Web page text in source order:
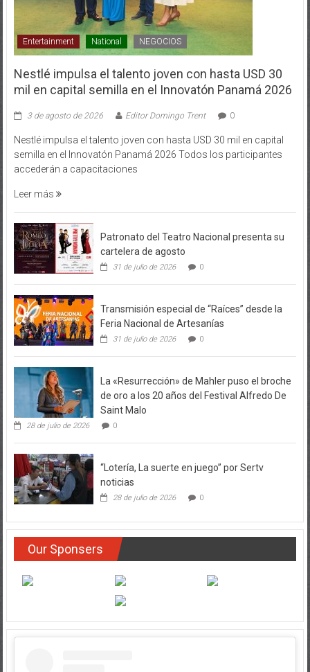
Entertainment National NEGOCIOS
Nestlé impulsa el talento joven con hasta USD 30
mil en capital semilla en el Innovatón Panamá 2026
3 de agosto de 2026 Editor Domingo Trent 0
Nestlé impulsa el talento joven con hasta USD 30 mil en capital
semilla en el Innovatón Panamá 2026 Todos los participantes
accederán a capacitaciones
Leer más
Patronato del Teatro Nacional presenta su
cartelera de agosto
31 de julio de 2026 0
Transmisión especial de “Raíces” desde la
Feria Nacional de Artesanías
31 de julio de 2026 0
La «Resurrección» de Mahler puso el broche
de oro a los 20 años del Festival Alfredo De
Saint Malo
28 de julio de 2026 0
“Lotería, La suerte en juego” por Sertv
noticias
28 de julio de 2026 0
Our Sponsers